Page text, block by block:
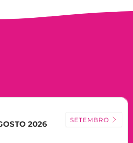
2026 SETEMBRO